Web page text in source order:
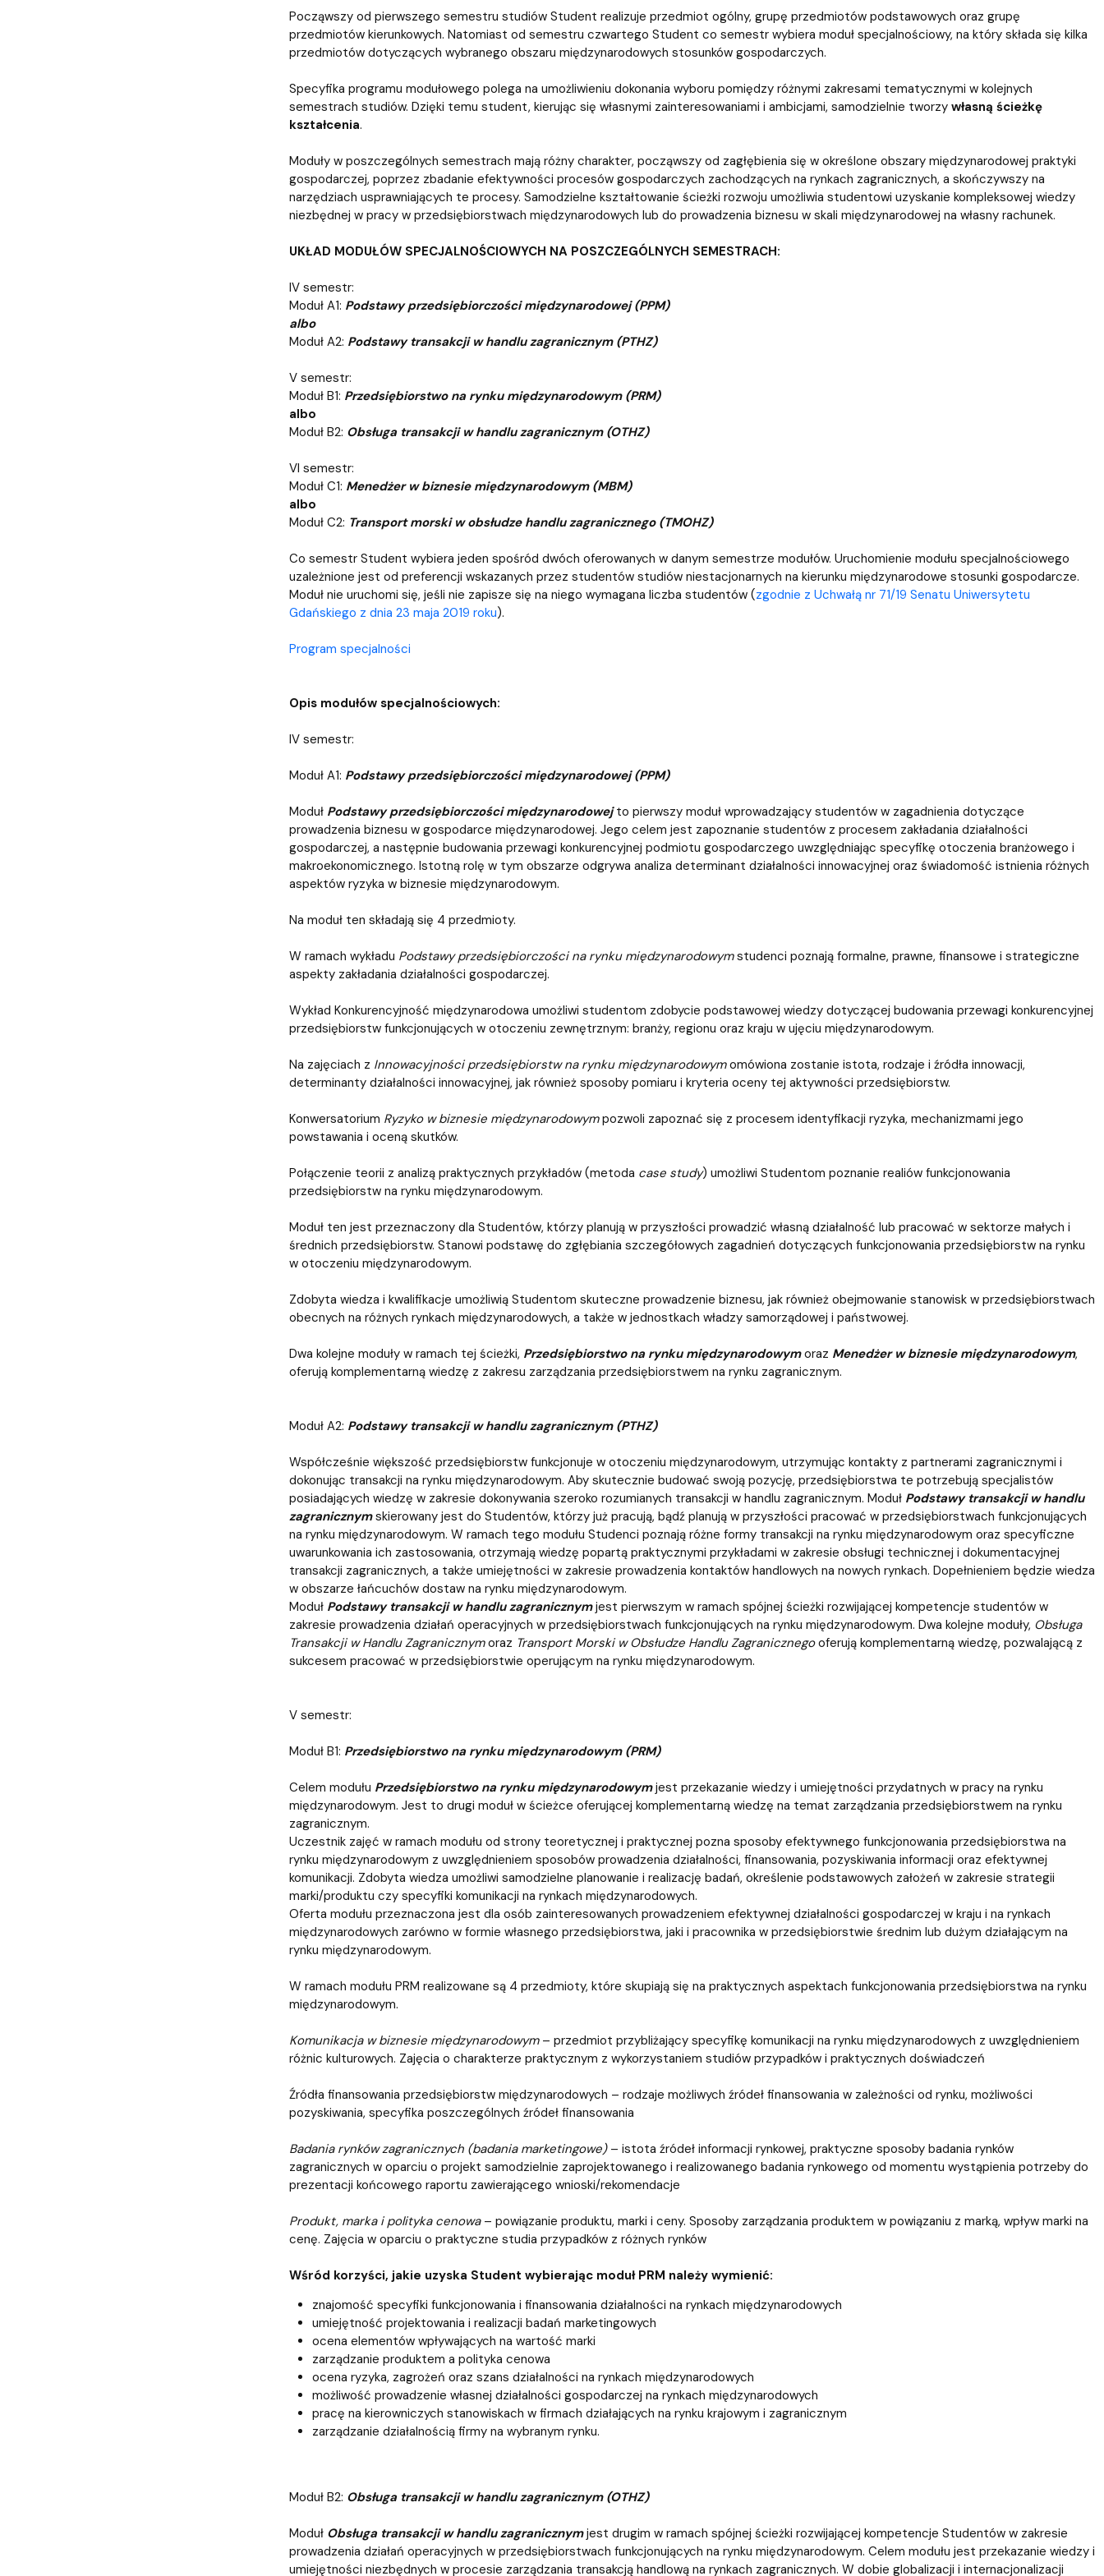
Począwszy od pierwszego semestru studiów Student realizuje przedmiot ogólny, grupę przedmiotów podstawowych oraz grupę
przedmiotów kierunkowych. Natomiast od semestru czwartego Student co semestr wybiera moduł specjalnościowy, na który składa się kilka
przedmiotów dotyczących wybranego obszaru międzynarodowych stosunków gospodarczych.
Specyfika programu modułowego polega na umożliwieniu dokonania wyboru pomiędzy różnymi zakresami tematycznymi w kolejnych
semestrach studiów. Dzięki temu student, kierując się własnymi zainteresowaniami i ambicjami, samodzielnie tworzy własną ścieżkę
kształcenia.
Moduły w poszczególnych semestrach mają różny charakter, począwszy od zagłębienia się w określone obszary międzynarodowej praktyki
gospodarczej, poprzez zbadanie efektywności procesów gospodarczych zachodzących na rynkach zagranicznych, a skończywszy na
narzędziach usprawniających te procesy. Samodzielne kształtowanie ścieżki rozwoju umożliwia studentowi uzyskanie kompleksowej wiedzy
niezbędnej w pracy w przedsiębiorstwach międzynarodowych lub do prowadzenia biznesu w skali międzynarodowej na własny rachunek.
UKŁAD MODUŁÓW SPECJALNOŚCIOWYCH NA POSZCZEGÓLNYCH SEMESTRACH:
IV semestr:
Moduł A1: Podstawy przedsiębiorczości międzynarodowej (PPM)
albo
Moduł A2: Podstawy transakcji w handlu zagranicznym (PTHZ)
V semestr:
Moduł B1: Przedsiębiorstwo na rynku międzynarodowym (PRM)
albo
Moduł B2: Obsługa transakcji w handlu zagranicznym (OTHZ)
VI semestr:
Moduł C1: Menedżer w biznesie międzynarodowym (MBM)
albo
Moduł C2: Transport morski w obsłudze handlu zagranicznego (TMOHZ)
Co semestr Student wybiera jeden spośród dwóch oferowanych w danym semestrze modułów. Uruchomienie modułu specjalnościowego
uzależnione jest od preferencji wskazanych przez studentów studiów niestacjonarnych na kierunku międzynarodowe stosunki gospodarcze.
Moduł nie uruchomi się, jeśli nie zapisze się na niego wymagana liczba studentów (zgodnie z Uchwałą nr 71/19 Senatu Uniwersytetu
Gdańskiego z dnia 23 maja 2019 roku).
Program specjalności
Opis modułów specjalnościowych:
IV semestr:
Moduł A1: Podstawy przedsiębiorczości międzynarodowej (PPM)
Moduł Podstawy przedsiębiorczości międzynarodowejto pierwszy moduł wprowadzający studentów w zagadnienia dotyczące
prowadzenia biznesu w gospodarce międzynarodowej. Jego celem jest zapoznanie studentów z procesem zakładania działalności
gospodarczej, a następnie budowania przewagi konkurencyjnej podmiotu gospodarczego uwzględniając specyfikę otoczenia branżowego i
makroekonomicznego. Istotną rolę w tym obszarze odgrywa analiza determinant działalności innowacyjnej oraz świadomość istnienia różnych
aspektów ryzyka w biznesie międzynarodowym.
Na moduł ten składają się 4 przedmioty.
W ramach wykładu Podstawy przedsiębiorczości na rynku międzynarodowymstudenci poznają formalne, prawne, finansowe i strategiczne
aspekty zakładania działalności gospodarczej.
Wykład Konkurencyjność międzynarodowa umożliwi studentom zdobycie podstawowej wiedzy dotyczącej budowania przewagi konkurencyjnej
przedsiębiorstw funkcjonujących w otoczeniu zewnętrznym: branży, regionu oraz kraju w ujęciu międzynarodowym.
Na zajęciach z Innowacyjności przedsiębiorstw na rynku międzynarodowymomówiona zostanie istota, rodzaje i źródła innowacji,
determinanty działalności innowacyjnej, jak również sposoby pomiaru i kryteria oceny tej aktywności przedsiębiorstw.
Konwersatorium Ryzyko w biznesie międzynarodowympozwoli zapoznać się z procesem identyfikacji ryzyka, mechanizmami jego
powstawania i oceną skutków.
Połączenie teorii z analizą praktycznych przykładów (metoda case study) umożliwi Studentom poznanie realiów funkcjonowania
przedsiębiorstw na rynku międzynarodowym.
Moduł ten jest przeznaczony dla Studentów, którzy planują w przyszłości prowadzić własną działalność lub pracować w sektorze małych i
średnich przedsiębiorstw. Stanowi podstawę do zgłębiania szczegółowych zagadnień dotyczących funkcjonowania przedsiębiorstw na rynku
w otoczeniu międzynarodowym.
Zdobyta wiedza i kwalifikacje umożliwią Studentom skuteczne prowadzenie biznesu, jak również obejmowanie stanowisk w przedsiębiorstwach
obecnych na różnych rynkach międzynarodowych, a także w jednostkach władzy samorządowej i państwowej.
Dwa kolejne moduły w ramach tej ścieżki, Przedsiębiorstwo na rynku międzynarodowymoraz Menedżer w biznesie międzynarodowym,
oferują komplementarną wiedzę z zakresu zarządzania przedsiębiorstwem na rynku zagranicznym.
Moduł A2: Podstawy transakcji w handlu zagranicznym (PTHZ)
Współcześnie większość przedsiębiorstw funkcjonuje w otoczeniu międzynarodowym, utrzymując kontakty z partnerami zagranicznymi i
dokonując transakcji na rynku międzynarodowym. Aby skutecznie budować swoją pozycję, przedsiębiorstwa te potrzebują specjalistów
posiadających wiedzę w zakresie dokonywania szeroko rozumianych transakcji w handlu zagranicznym. Moduł Podstawy transakcji w handlu
zagranicznymskierowany jest do Studentów, którzy już pracują, bądź planują w przyszłości pracować w przedsiębiorstwach funkcjonujących
na rynku międzynarodowym. W ramach tego modułu Studenci poznają różne formy transakcji na rynku międzynarodowym oraz specyficzne
uwarunkowania ich zastosowania, otrzymają wiedzę popartą praktycznymi przykładami w zakresie obsługi technicznej i dokumentacyjnej
transakcji zagranicznych, a także umiejętności w zakresie prowadzenia kontaktów handlowych na nowych rynkach. Dopełnieniem będzie wiedza
w obszarze łańcuchów dostaw na rynku międzynarodowym.
Moduł Podstawy transakcji w handlu zagranicznymjest pierwszym w ramach spójnej ścieżki rozwijającej kompetencje studentów w
zakresie prowadzenia działań operacyjnych w przedsiębiorstwach funkcjonujących na rynku międzynarodowym. Dwa kolejne moduły, Obsługa
Transakcji w Handlu Zagranicznymoraz Transport Morski w Obsłudze Handlu Zagranicznegooferują komplementarną wiedzę, pozwalającą z
sukcesem pracować w przedsiębiorstwie operującym na rynku międzynarodowym.
V semestr:
Moduł B1: Przedsiębiorstwo na rynku międzynarodowym (PRM)
Celem modułu Przedsiębiorstwo na rynku międzynarodowymjest przekazanie wiedzy i umiejętności przydatnych w pracy na rynku
międzynarodowym. Jest to drugi moduł w ścieżce oferującej komplementarną wiedzę na temat zarządzania przedsiębiorstwem na rynku
zagranicznym.
Uczestnik zajęć w ramach modułu od strony teoretycznej i praktycznej pozna sposoby efektywnego funkcjonowania przedsiębiorstwa na
rynku międzynarodowym z uwzględnieniem sposobów prowadzenia działalności, finansowania, pozyskiwania informacji oraz efektywnej
komunikacji. Zdobyta wiedza umożliwi samodzielne planowanie i realizację badań, określenie podstawowych założeń w zakresie strategii
marki/produktu czy specyfiki komunikacji na rynkach międzynarodowych.
Oferta modułu przeznaczona jest dla osób zainteresowanych prowadzeniem efektywnej działalności gospodarczej w kraju i na rynkach
międzynarodowych zarówno w formie własnego przedsiębiorstwa, jaki i pracownika w przedsiębiorstwie średnim lub dużym działającym na
rynku międzynarodowym.
W ramach modułu PRM realizowane są 4 przedmioty, które skupiają się na praktycznych aspektach funkcjonowania przedsiębiorstwa na rynku
międzynarodowym.
Komunikacja w biznesie międzynarodowym– przedmiot przybliżający specyfikę komunikacji na rynku międzynarodowych z uwzględnieniem
różnic kulturowych. Zajęcia o charakterze praktycznym z wykorzystaniem studiów przypadków i praktycznych doświadczeń
Źródła finansowania przedsiębiorstw międzynarodowych – rodzaje możliwych źródeł finansowania w zależności od rynku, możliwości
pozyskiwania, specyfika poszczególnych źródeł finansowania
Badania rynków zagranicznych (badania marketingowe)– istota źródeł informacji rynkowej, praktyczne sposoby badania rynków
zagranicznych w oparciu o projekt samodzielnie zaprojektowanego i realizowanego badania rynkowego od momentu wystąpienia potrzeby do
prezentacji końcowego raportu zawierającego wnioski/rekomendacje
Produkt, marka i polityka cenowa– powiązanie produktu, marki i ceny. Sposoby zarządzania produktem w powiązaniu z marką, wpływ marki na
cenę. Zajęcia w oparciu o praktyczne studia przypadków z różnych rynków
Wśród korzyści, jakie uzyska Student wybierając moduł PRM należy wymienić:
znajomość specyfiki funkcjonowania i finansowania działalności na rynkach międzynarodowych
umiejętność projektowania i realizacji badań marketingowych
ocena elementów wpływających na wartość marki
zarządzanie produktem a polityka cenowa
ocena ryzyka, zagrożeń oraz szans działalności na rynkach międzynarodowych
możliwość prowadzenie własnej działalności gospodarczej na rynkach międzynarodowych
pracę na kierowniczych stanowiskach w firmach działających na rynku krajowym i zagranicznym
zarządzanie działalnością firmy na wybranym rynku.
Moduł B2: Obsługa transakcji w handlu zagranicznym (OTHZ)
Moduł Obsługa transakcji w handlu zagranicznymjest drugim w ramach spójnej ścieżki rozwijającej kompetencje Studentów w zakresie
prowadzenia działań operacyjnych w przedsiębiorstwach funkcjonujących na rynku międzynarodowym. Celem modułu jest przekazanie wiedzy i
umiejętności niezbędnych w procesie zarządzania transakcją handlową na rynkach zagranicznych. W dobie globalizacji i internacjonalizacji